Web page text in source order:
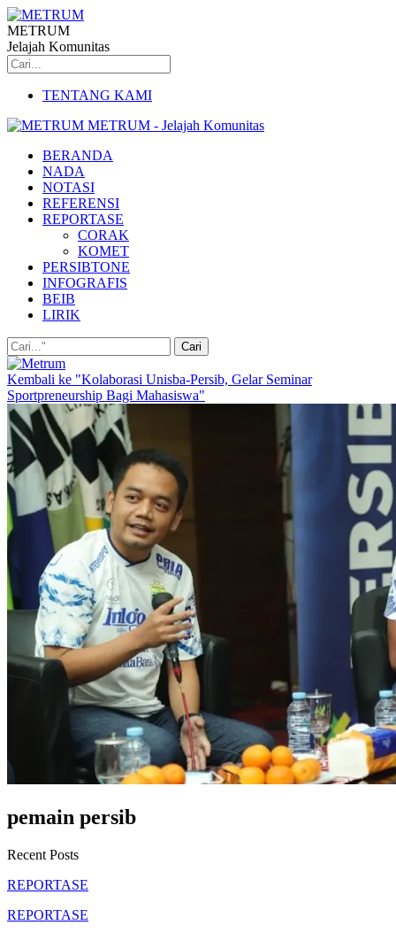
METRUM
Jelajah Komunitas
TENTANG KAMI
METRUM - Jelajah Komunitas
BERANDA
NADA
NOTASI
REFERENSI
REPORTASE
CORAK
KOMET
PERSIBTONE
INFOGRAFIS
BEIB
LIRIK
Kembali ke "Kolaborasi Unisba-Persib, Gelar Seminar
Sportpreneurship Bagi Mahasiswa"
pemain persib
Recent Posts
REPORTASE
REPORTASE